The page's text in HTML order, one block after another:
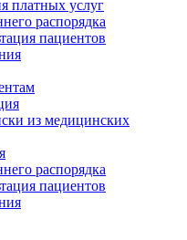
платных услуг
распорядка
пациентов
из медицинских
распорядка
пациентов